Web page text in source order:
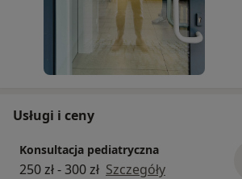
Usługi i ceny
Konsultacja pediatryczna
250 zł - 300 zł Szczegóły